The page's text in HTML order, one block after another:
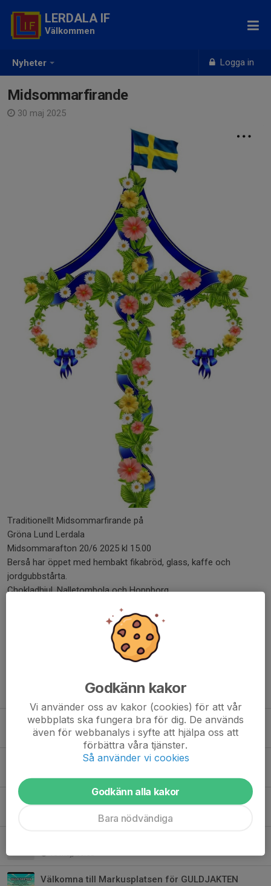
Nyheter Logga in
LERDALA IF
Välkommen
Midsommarfirande
30 maj 2025
Traditionellt Midsommarfirande på
Gröna Lund Lerdala
Midsommarafton 20/6 2025 kl 15.00
Berså har öppet med hembakt fikabröd, glass, kaffe och
jordgubbstårta.
Chokladhjul, Nalletombola och Hoppborg
Tidigare nyheter
Midsommarfirande 2026
2 jun, 21:41
Midsommarfirande 2026
18 maj, 16:58
Välkomna till Markusplatsen för GULDJAKTEN
Godkänn kakor
Vi använder oss av kakor (cookies) för att vår
webbplats ska fungera bra för dig. De används
även för webbanalys i syfte att hjälpa oss att
förbättra våra tjänster.
Så använder vi cookies
Godkänn alla kakor
Bara nödvändiga